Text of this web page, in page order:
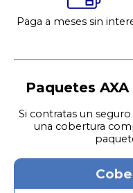
Paga a meses sin
Paquetes
Si contratas un
una cobertura